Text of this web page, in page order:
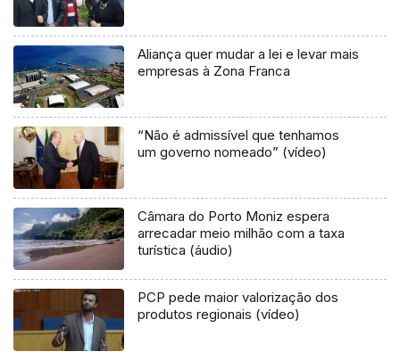
Aliança quer mudar a lei e levar mais
empresas à Zona Franca
“Não é admissível que tenhamos
um governo nomeado” (vídeo)
Câmara do Porto Moniz espera
arrecadar meio milhão com a taxa
turística (áudio)
PCP pede maior valorização dos
produtos regionais (vídeo)